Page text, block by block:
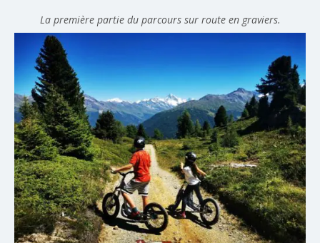
La première partie du parcours sur route en graviers.